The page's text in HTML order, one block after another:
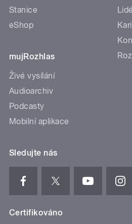
Stanice
eShop
mujRozhlas
Živé vysílání
Audioarchiv
Podcasty
Mobilní aplikace
Sledujte nás
Certifikováno